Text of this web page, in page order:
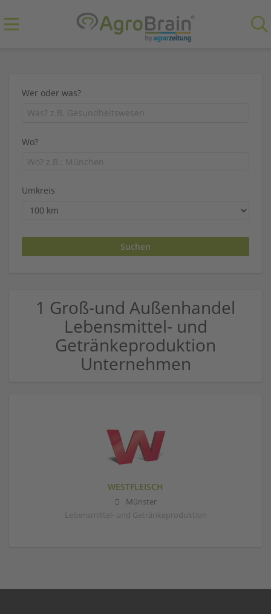
Wer oder was?
Wo?
Umkreis
1 Groß-und Außenhandel
Lebensmittel- und
Getränkeproduktion
Unternehmen
WESTFLEISCH
Münster
Lebensmittel- und Getränkeproduktion